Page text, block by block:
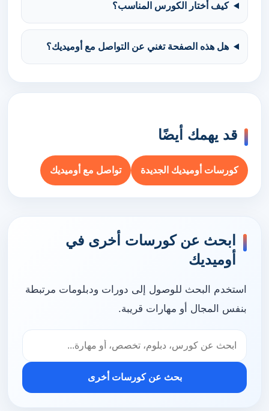
كيف أختار الكورس المناسب؟
هل هذه الصفحة تغني عن التواصل مع أوميديك؟
قد يهمك أيضًا
كورسات أوميديك الجديدة تواصل مع أوميديك
ابحث عن كورسات أخرى في
أوميديك
استخدم البحث للوصول إلى دورات ودبلومات مرتبطة
بنفس المجال أو مهارات قريبة.
بحث عن كورسات أخرى